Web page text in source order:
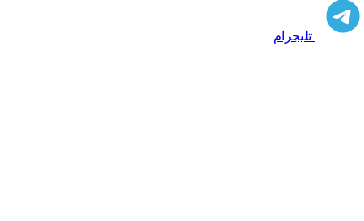
تليجرام